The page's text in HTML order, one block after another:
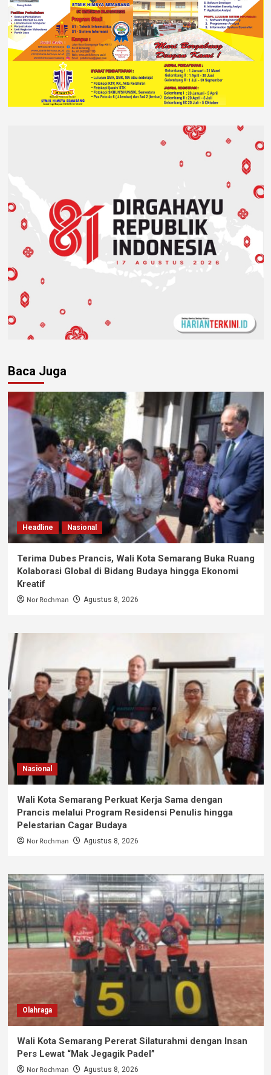
Baca Juga
Headline Nasional
Terima Dubes Prancis, Wali Kota Semarang Buka Ruang
Kolaborasi Global di Bidang Budaya hingga Ekonomi
Kreatif
Nor Rochman Agustus 8, 2026
Nasional
Wali Kota Semarang Perkuat Kerja Sama dengan
Prancis melalui Program Residensi Penulis hingga
Pelestarian Cagar Budaya
Nor Rochman Agustus 8, 2026
Olahraga
Wali Kota Semarang Pererat Silaturahmi dengan Insan
Pers Lewat “Mak Jegagik Padel”
Nor Rochman Agustus 8, 2026